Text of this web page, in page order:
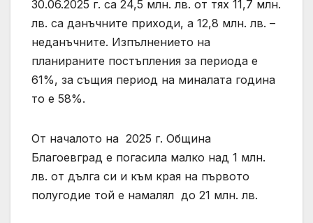
30.06.2025 г. са 24,5 млн. лв. от тях 11,7 млн.
лв. са данъчните приходи, а 12,8 млн. лв. –
неданъчните. Изпълнението на
планираните постъпления за периода е
61%, за същия период на миналата година
то е 58%.
От началото на 2025 г. Община
Благоевград е погасила малко над 1 млн.
лв. от дълга си и към края на първото
полугодие той е намалял до 21 млн. лв.